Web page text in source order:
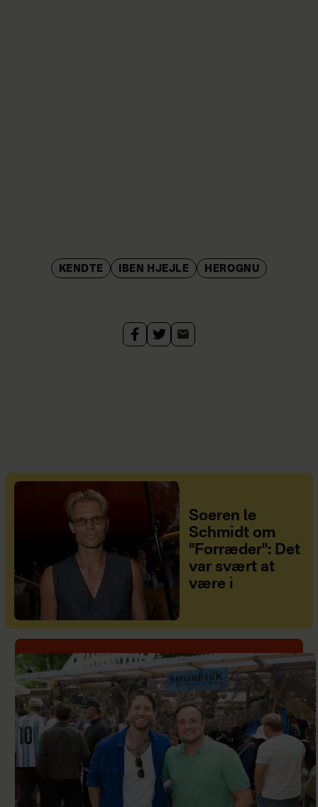
KENDTE IBEN HJEJLE HEROGNU
Soeren le
Schmidt om
"Forræder": Det
var svært at
være i